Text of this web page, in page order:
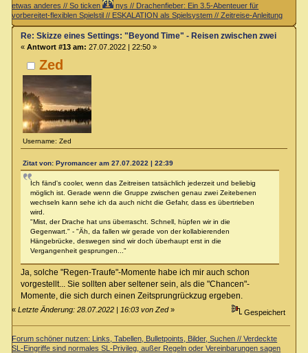
etwas anderes // So ticken
nys // Drachenfieber: Ein 3.5-Abenteuer für
vorbereitet-flexiblen Spielstil // ESKALATION als Spielsystem // Zeitreise-Anleitung
Zed
Username: Zed
Re: Skizze eines Settings: "Beyond Time" - Reisen zwischen zwei
« Antwort #13 am: 27.07.2022 | 22:50 »
Zitat von: Pyromancer am 27.07.2022 | 22:39
Ich fänd's cooler, wenn das Zeitreisen tatsächlich jederzeit und beliebig
möglich ist. Gerade wenn die Gruppe zwischen genau zwei Zeitebenen
wechseln kann sehe ich da auch nicht die Gefahr, dass es übertrieben
wird.
"Mist, der Drache hat uns überrascht. Schnell, hüpfen wir in die
Gegenwart." - "Äh, da fallen wir gerade von der kollabierenden
Hängebrücke, deswegen sind wir doch überhaupt erst in die
Vergangenheit gesprungen..."
Ja, solche "Regen-Traufe"-Momente habe ich mir auch schon
vorgestellt... Sie sollten aber seltener sein, als die "Chancen"-
Momente, die sich durch einen Zeitsprungrückzug ergeben.
«Letzte Änderung: 28.07.2022 | 16:03 von Zed» Gespeichert
Forum schöner nutzen: Links, Tabellen, Bulletpoints, Bilder, Suchen // Verdeckte
SL-Eingriffe sind normales SL-Privileg, außer Regeln oder Vereinbarungen sagen